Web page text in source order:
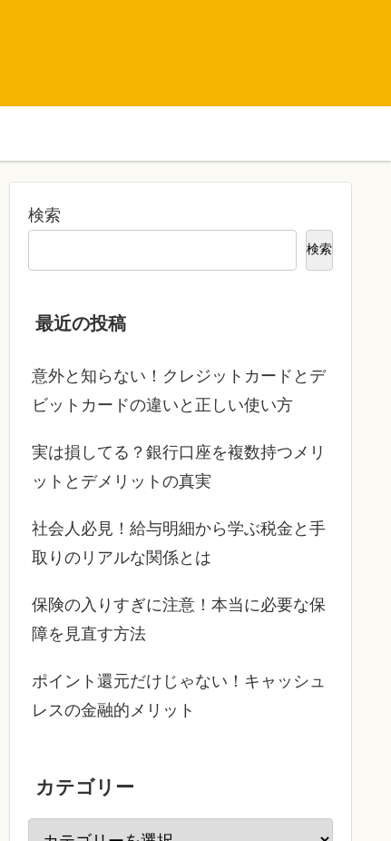
検索
検索
最近の投稿
意外と知らない！クレジットカードとデ
ビットカードの違いと正しい使い方
実は損してる？銀行口座を複数持つメリ
ットとデメリットの真実
社会人必見！給与明細から学ぶ税金と手
取りのリアルな関係とは
保険の入りすぎに注意！本当に必要な保
障を見直す方法
ポイント還元だけじゃない！キャッシュ
レスの金融的メリット
カテゴリー